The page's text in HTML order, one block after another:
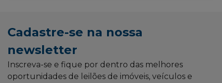
Cadastre-se na nossa
newsletter
Inscreva-se e fique por dentro das melhores
oportunidades de leilões de imóveis, veículos e